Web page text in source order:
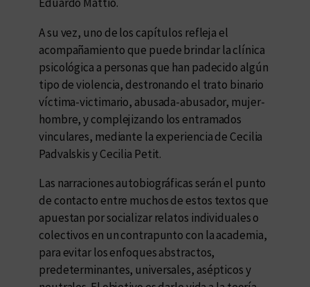
Eduardo Mattio.
A su vez, uno de los capítulos refleja el
acompañamiento que puede brindar la clínica
psicológica a personas que han padecido algún
tipo de violencia, destronando el trato binario
víctima-victimario, abusada-abusador, mujer-
hombre, y complejizando los entramados
vinculares, mediante la experiencia de Cecilia
Padvalskis y Cecilia Petit.
Las narraciones autobiográficas serán el punto
de contacto entre muchos de estos textos que
apuestan por socializar relatos individuales o
colectivos en un contrapunto con la academia,
para evitar los enfoques abstractos,
predeterminantes, universales, asépticos y